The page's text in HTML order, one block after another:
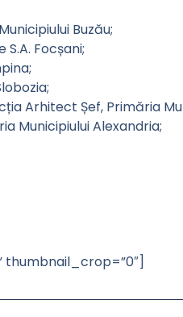
Buzău;
Focșani;
Arhitect Șef, Primăria
Municipiului Alexandria;
thumbnail_crop=”0″]